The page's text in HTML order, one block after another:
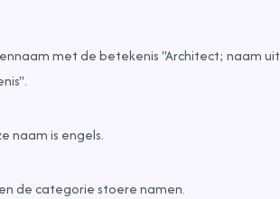
met de betekenis "Architect; naam uit
naam is engels.
de categoriestoere namen.